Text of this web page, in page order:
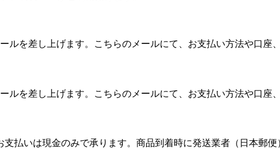
ルを差し上げます。こちらのメールにて、お支払い方法や口座
ルを差し上げます。こちらのメールにて、お支払い方法や口座
払いは現金のみで承ります。商品到着時に発送業者（日本郵